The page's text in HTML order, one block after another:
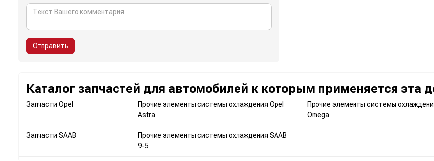
Отправить
Каталог запчастей для автомобилей к которым применяется эта
Запчасти Opel
Прочие элементы системы охлаждения Opel
Astra
Прочие элементы системы
Omega
Запчасти SAAB
Прочие элементы системы охлаждения SAAB
9-5